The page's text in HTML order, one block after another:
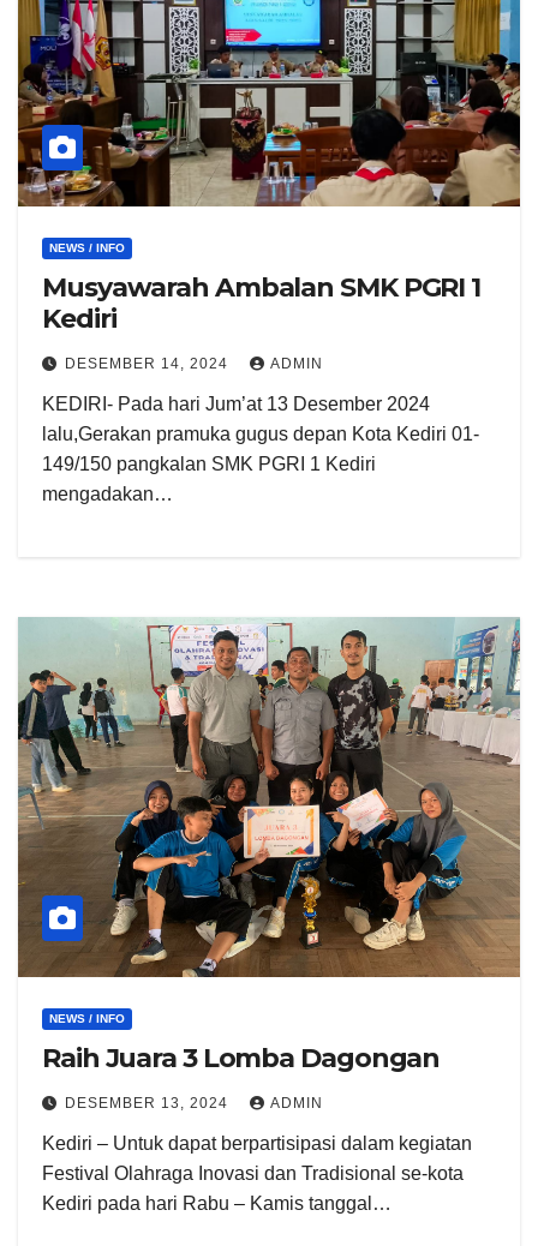
NEWS / INFO
Musyawarah Ambalan SMK PGRI 1
Kediri
DESEMBER 14, 2024 ADMIN
KEDIRI- Pada hari Jum’at 13 Desember 2024
lalu,Gerakan pramuka gugus depan Kota Kediri 01-
149/150 pangkalan SMK PGRI 1 Kediri
mengadakan…
NEWS / INFO
Raih Juara 3 Lomba Dagongan
DESEMBER 13, 2024 ADMIN
Kediri – Untuk dapat berpartisipasi dalam kegiatan
Festival Olahraga Inovasi dan Tradisional se-kota
Kediri pada hari Rabu – Kamis tanggal…